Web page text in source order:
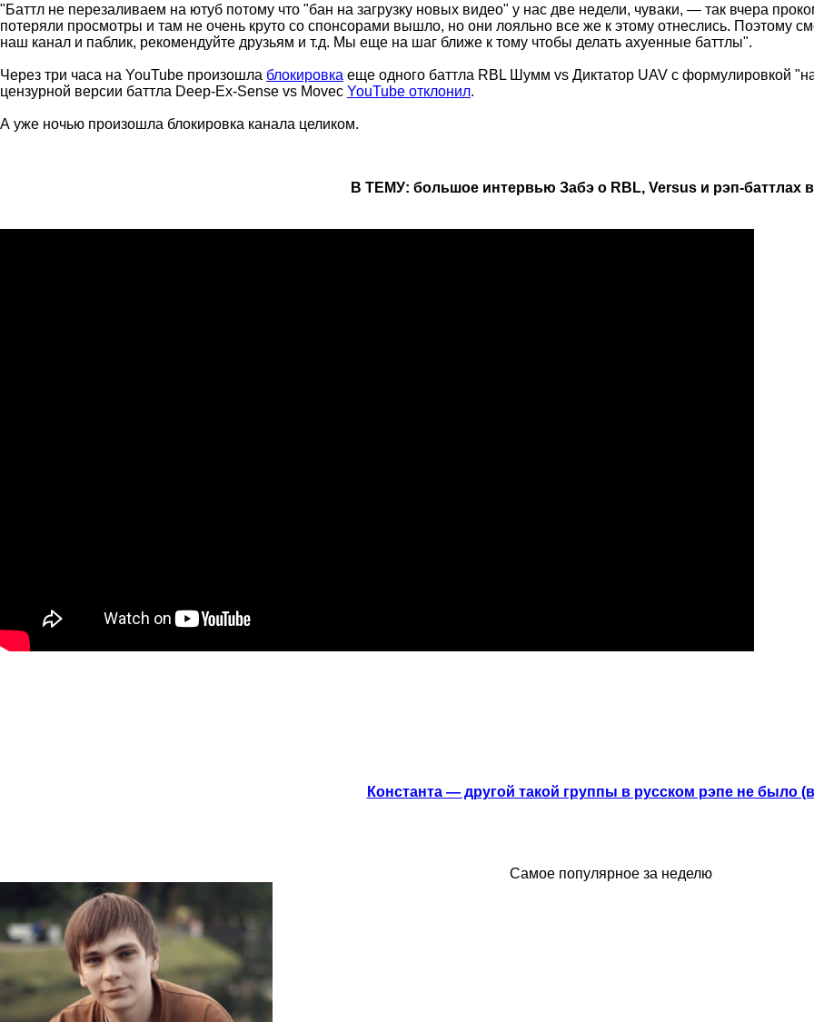
"Баттл не перезаливаем на ютуб потому что "бан на загрузку новых видео" у нас две недели, чуваки, — так вчера
потеряли просмотры и там не очень круто со спонсорами вышло, но они лояльно все же к этому отнеслись. Поэтому
наш канал и паблик, рекомендуйте друзьям и т.д. Мы еще на шаг ближе к тому чтобы делать ахуенные баттлы".
Через три часа на YouTube произошла блокировка еще одного баттла RBL Шумм vs Диктатор UAV с формулировкой
цензурной версии баттла Deep-Ex-Sense vs Movec YouTube отклонил.
А уже ночью произошла блокировка канала целиком.
В ТЕМУ: большое интервью Забэ о RBL, Versus и рэп-баттлах
Константа — другой такой группы в русском рэпе не было
Самое популярное за неделю